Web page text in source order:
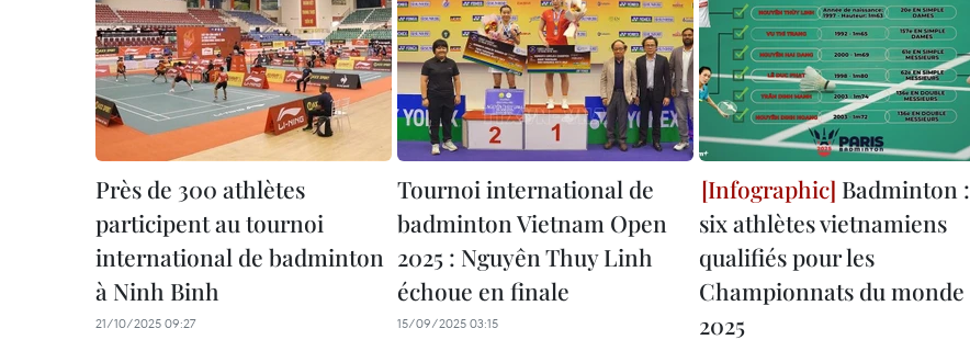
Près de 300 athlètes
participent au tournoi
international de badminton
à Ninh Binh
21/10/2025 09:27
Tournoi international de
badminton Vietnam Open
2025 : Nguyên Thuy Linh
échoue en finale
15/09/2025 03:15
Badminton :
six athlètes vietnamiens
qualifiés pour les
Championnats du monde
2025